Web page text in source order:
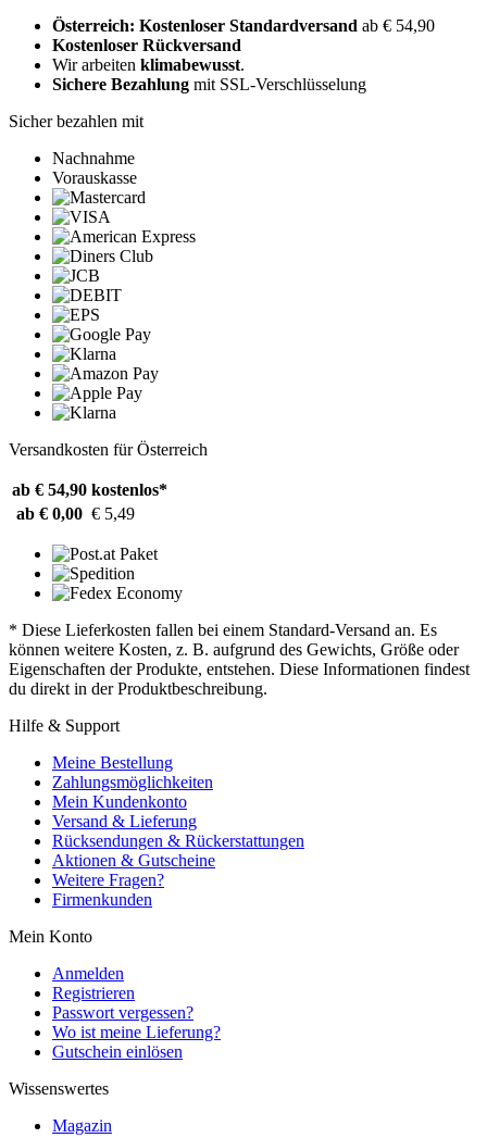
Österreich: Kostenloser Standardversand ab € 54,90
Kostenloser Rückversand
Wir arbeiten klimabewusst.
Sichere Bezahlung mit SSL-Verschlüsselung
Sicher bezahlen mit
Nachnahme
Vorauskasse
Versandkosten für Österreich
ab € 54,90 kostenlos*
ab € 0,00 € 5,49
* Diese Lieferkosten fallen bei einem Standard-Versand an. Es
können weitere Kosten, z. B. aufgrund des Gewichts, Größe oder
Eigenschaften der Produkte, entstehen. Diese Informationen findest
du direkt in der Produktbeschreibung.
Hilfe & Support
Meine Bestellung
Zahlungsmöglichkeiten
Mein Kundenkonto
Versand & Lieferung
Rücksendungen & Rückerstattungen
Aktionen & Gutscheine
Weitere Fragen?
Firmenkunden
Mein Konto
Anmelden
Registrieren
Passwort vergessen?
Wo ist meine Lieferung?
Gutschein einlösen
Wissenswertes
Magazin